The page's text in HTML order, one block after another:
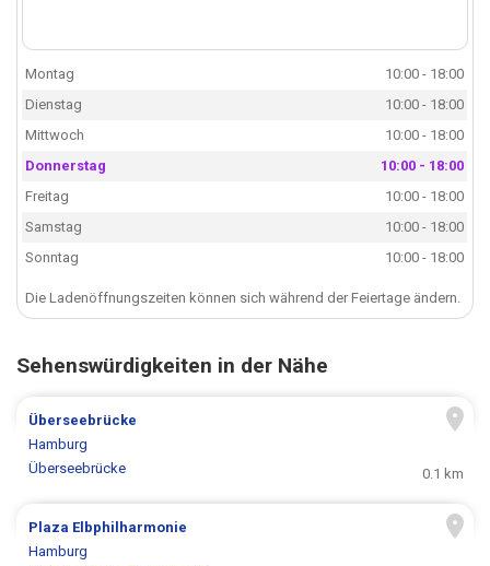
Montag
10:00 - 18:00
Dienstag
10:00 - 18:00
Mittwoch
10:00 - 18:00
Donnerstag
10:00 - 18:00
Freitag
10:00 - 18:00
Samstag
10:00 - 18:00
Sonntag
10:00 - 18:00
Die Ladenöffnungszeiten können sich während der Feiertage ändern.
Sehenswürdigkeiten in der Nähe
Überseebrücke
Hamburg
Überseebrücke
0.1 km
Plaza Elbphilharmonie
Hamburg